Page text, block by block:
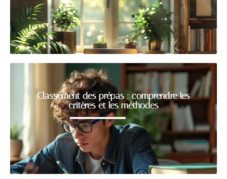
Classement des prépas : comprendre les
critères et les méthodes